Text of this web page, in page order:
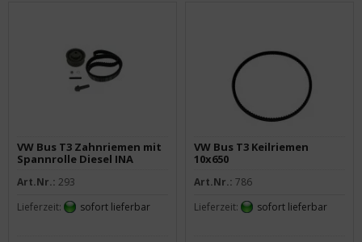
VW Bus T3 Zahnriemen mit
Spannrolle Diesel INA
Art.Nr.: 293
Lieferzeit:
sofort lieferbar
VW Bus T3 Keilriemen
10x650
Art.Nr.: 786
Lieferzeit:
sofort lieferbar